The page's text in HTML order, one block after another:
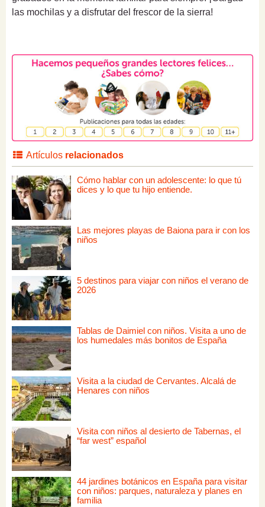
las mochilas y a disfrutar del frescor de la sierra!
Artículos relacionados
Cómo hablar con un adolescente: lo que tú
dices y lo que tu hijo entiende.
Las mejores playas de Baiona para ir con los
niños
5 destinos para viajar con niños el verano de
2026
Tablas de Daimiel con niños. Visita a uno de
los humedales más bonitos de España
Visita a la ciudad de Cervantes. Alcalá de
Henares con niños
Visita con niños al desierto de Tabernas, el
“far west” español
44 jardines botánicos en España para visitar
con niños: parques, naturaleza y planes en
familia